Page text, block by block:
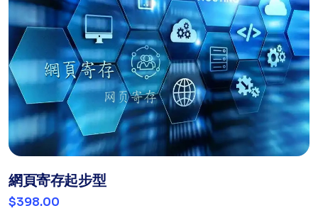
網頁寄存起步型
$398.00